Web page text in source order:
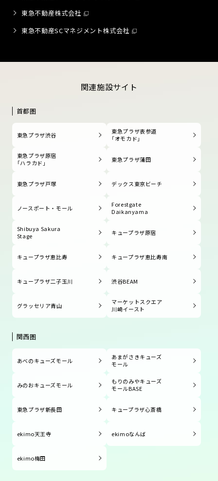
東急不動産株式会社
東急不動産SCマネジメント株式会社
関連施設サイト
首都圏
東急プラザ渋谷
東急プラザ表参道
「オモカド」
東急プラザ原宿
「ハラカド」
東急プラザ蒲田
東急プラザ戸塚 デックス東京ビーチ
ノースポート・モール
Forestgate
Daikanyama
Shibuya Sakura
Stage
キュープラザ原宿
キュープラザ恵比寿 キュープラザ恵比寿南
キュープラザ二子玉川 渋谷BEAM
グラッセリア青山
マーケットスクエア
川崎イースト
関西圏
あべのキューズモール
あまがさきキューズ
モール
みのおキューズモール
もりのみやキューズ
モールBASE
東急プラザ新長田 キュープラザ心斎橋
ekimo天王寺 ekimoなんば
ekimo梅田